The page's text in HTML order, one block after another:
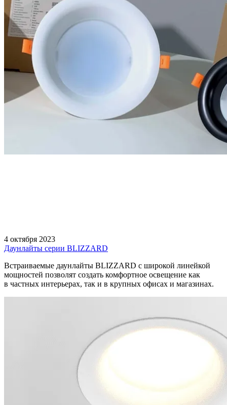
4 октября 2023
Даунлайты серии BLIZZARD
Встраиваемые даунлайты BLIZZARD с широкой линейкой
мощностей позволят создать комфортное освещение как
в частных интерьерах, так и в крупных офисах и магазинах.